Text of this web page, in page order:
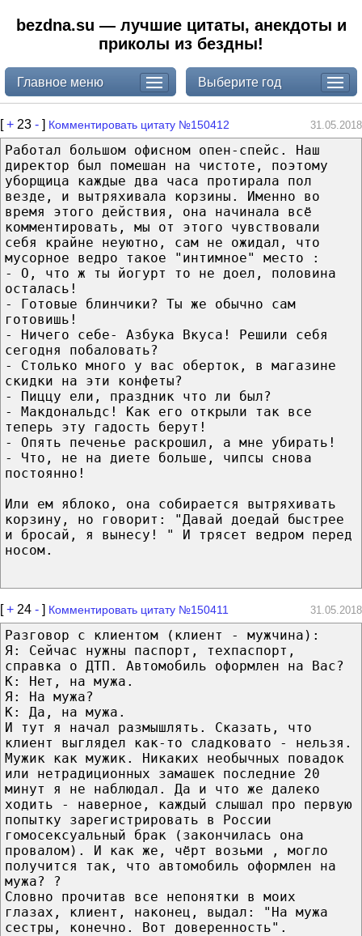
bezdna.su — лучшие цитаты, анекдоты и
приколы из бездны!
Главное меню Выберите год
[+ 23 - ] Комментировать цитату №150412 31.05.2018
Работал большом офисном опен-спейс. Наш
директор был помешан на чистоте, поэтому
уборщица каждые два часа протирала пол
везде, и вытряхивала корзины. Именно во
время этого действия, она начинала всё
комментировать, мы от этого чувствовали
себя крайне неуютно, сам не ожидал, что
мусорное ведро такое "интимное" место :
- О, что ж ты йогурт то не доел, половина
осталась!
- Готовые блинчики? Ты же обычно сам
готовишь!
- Ничего себе- Азбука Вкуса! Решили себя
сегодня побаловать?
- Столько много у вас оберток, в магазине
скидки на эти конфеты?
- Пиццу ели, праздник что ли был?
- Макдональдс! Как его открыли так все
теперь эту гадость берут!
- Опять печенье раскрошил, а мне убирать!
- Что, не на диете больше, чипсы снова
постоянно!
Или ем яблоко, она собирается вытряхивать
корзину, но говорит: "Давай доедай быстрее
и бросай, я вынесу! " И трясет ведром перед
носом.
[+ 24 - ] Комментировать цитату №150411 31.05.2018
Разговор с клиентом (клиент - мужчина):
Я: Сейчас нужны паспорт, техпаспорт,
справка о ДТП. Автомобиль оформлен на Вас?
К: Нет, на мужа.
Я: На мужа?
К: Да, на мужа.
И тут я начал размышлять. Сказать, что
клиент выглядел как-то сладковато - нельзя.
Мужик как мужик. Никаких необычных повадок
или нетрадиционных замашек последние 20
минут я не наблюдал. Да и что же далеко
ходить - наверное, каждый слышал про первую
попытку зарегистрировать в России
гомосексуальный брак (закончилась она
провалом). И как же, чёрт возьми , могло
получится так, что автомобиль оформлен на
мужа? ?
Словно прочитав все непонятки в моих
глазах, клиент, наконец, выдал: "На мужа
сестры, конечно. Вот доверенность".